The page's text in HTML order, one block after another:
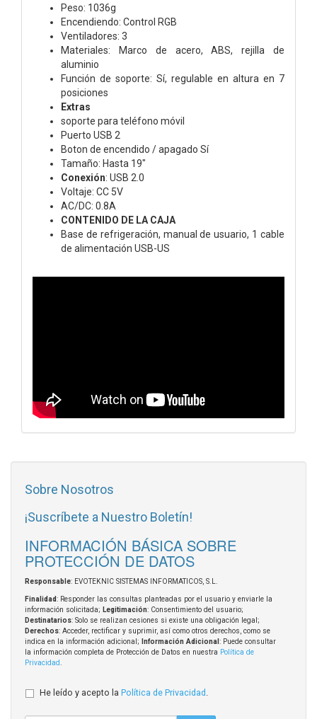
Peso: 1036g
Encendiendo: Control RGB
Ventiladores: 3
Materiales: Marco de acero, ABS, rejilla de
aluminio
Función de soporte: Sí, regulable en altura en 7
posiciones
Extras
soporte para teléfono móvil
Puerto USB 2
Boton de encendido / apagado Sí
Tamaño: Hasta 19"
Conexión: USB 2.0
Voltaje: CC 5V
AC/DC: 0.8A
CONTENIDO DE LA CAJA
Base de refrigeración, manual de usuario, 1 cable
de alimentación USB-US
Sobre Nosotros
¡Suscríbete a Nuestro Boletín!
INFORMACIÓN BÁSICA SOBRE
PROTECCIÓN DE DATOS
Responsable: EVOTEKNIC SISTEMAS INFORMATICOS, S.L.
Finalidad: Responder las consultas planteadas por el usuario y enviarle la
información solicitada; Legitimación: Consentimiento del usuario;
Destinatarios: Solo se realizan cesiones si existe una obligación legal;
Derechos: Acceder, rectificar y suprimir, así como otros derechos, como se
indica en la información adicional;
Información Adicional : Puede consultar
la información completa de Protección de Datos en nuestra Política de
Privacidad
He leído y acepto la Política de Privacidad